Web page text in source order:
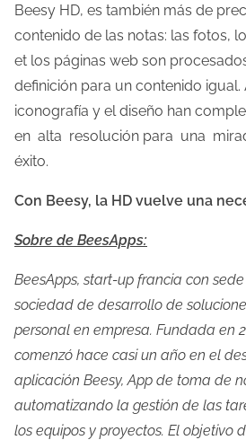
Beesy HD, es también más de
contenido de las notas: las fotos,
et los páginas web son
definición para un contenido igual.
iconografía y el diseño han
en alta resolución para una
éxito.
Con Beesy, la HD vuelve una
Sobre de BeesApps:
BeesApps, start-up francia con
sociedad de desarrollo de
personal en empresa. Fundada en
comenzó hace casi un año en el
aplicación Beesy, App de toma de
automatizando la gestión de las
los equipos y proyectos. El objetivo